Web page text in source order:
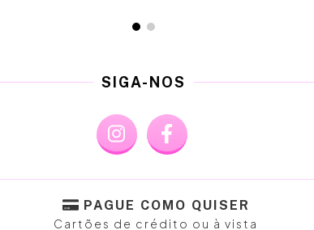
SIGA-NOS
PAGUE COMO QUISER
Cartões de crédito ou à vista